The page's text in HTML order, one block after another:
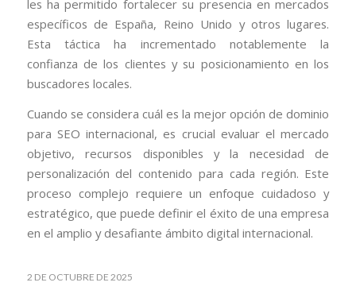
les ha permitido fortalecer su presencia en mercados
específicos de España, Reino Unido y otros lugares.
Esta táctica ha incrementado notablemente la
confianza de los clientes y su posicionamiento en los
buscadores locales.
Cuando se considera cuál es la mejor opción de dominio
para SEO internacional, es crucial evaluar el mercado
objetivo, recursos disponibles y la necesidad de
personalización del contenido para cada región. Este
proceso complejo requiere un enfoque cuidadoso y
estratégico, que puede definir el éxito de una empresa
en el amplio y desafiante ámbito digital internacional.
2 DE OCTUBRE DE 2025